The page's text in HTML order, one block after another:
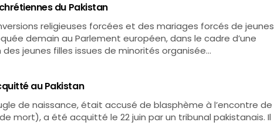
du Pakistan
religieuses forcées et des mariages forcés de jeunes
demain au Parlement européen, dans le cadre d’une
jeunes filles issues de minorités organisée…
au Pakistan
de naissance, était accusé de blasphème à l’encontre de
mort), a été acquitté le 22 juin par un tribunal pakistanais. Il